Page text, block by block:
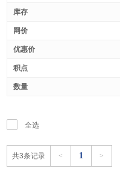
全选
共3条记录 < 1 >